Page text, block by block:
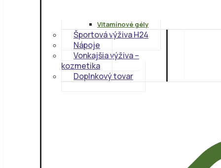
Vitamínové gély
Športová výživa H24
Nápoje
Vonkajšia výživa –
kozmetika
Doplnkový tovar